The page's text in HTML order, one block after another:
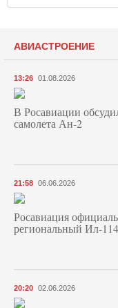
АВИАСТРОЕНИЕ
13:26 01.08.2026
В Росавиации
самолета Ан-2
21:58 06.06.2026
Росавиация
региональный Ил-
20:20 02.06.2026